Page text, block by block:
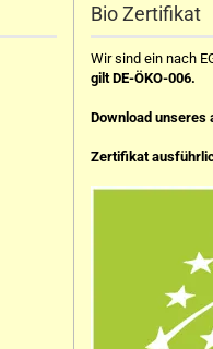
Bio Zertifikat
Wir sind ein nach
gilt DE-ÖKO-006.
Download unseres
Zertifikat